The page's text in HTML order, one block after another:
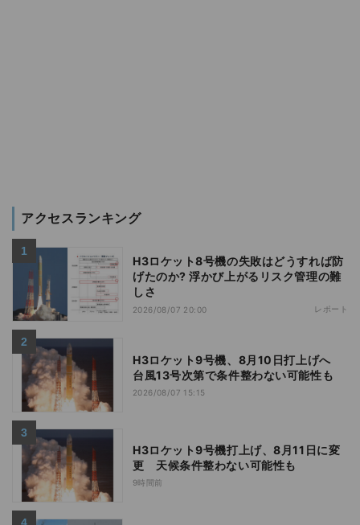
アクセスランキング
H3ロケット8号機の失敗はどうすれば防
げたのか? 浮かび上がるリスク管理の難
しさ
2026/08/07 20:00 レポート
H3ロケット9号機、8月10日打上げへ
台風13号次第で条件整わない可能性も
2026/08/07 15:15
H3ロケット9号機打上げ、8月11日に変
更 天候条件整わない可能性も
9時間前